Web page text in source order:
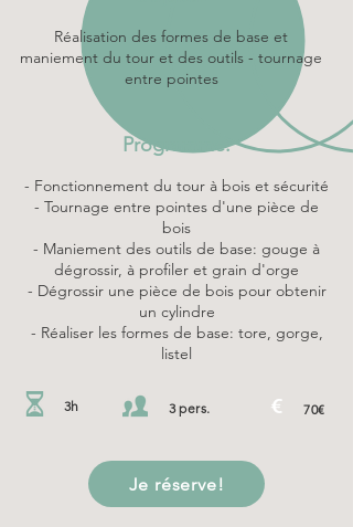
Programme:
- Fonctionnement du tour à bois et sécurité
- Tournage entre pointes d'une pièce de
bois
- Maniement des outils de base: gouge à
dégrossir, à profiler et grain d'orge
- Dégrossir une pièce de bois pour obtenir
un cylindre
- Réaliser les formes de base: tore, gorge,
listel
Réalisation des formes de base et
maniement du tour et des outils - tournage
entre pointes
3h 3 pers. 70€
Je réserve!